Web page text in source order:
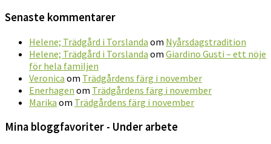
Senaste kommentarer
Helene; Trädgård i Torslanda om Nyårsdagstradition
Helene; Trädgård i Torslanda om Giardino Gusti – ett nöje
för hela familjen
Veronica om Trädgårdens färg i november
Enerhagen om Trädgårdens färg i november
Marika om Trädgårdens färg i november
Mina bloggfavoriter - Under arbete